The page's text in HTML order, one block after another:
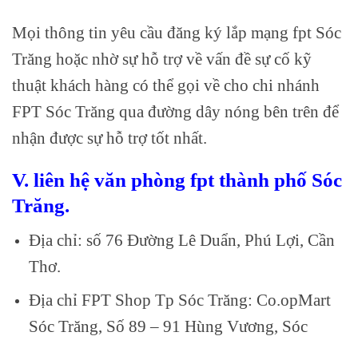
Mọi thông tin yêu cầu đăng ký lắp mạng fpt Sóc
Trăng hoặc nhờ sự hỗ trợ về vấn đề sự cố kỹ
thuật khách hàng có thể gọi về cho chi nhánh
FPT Sóc Trăng qua đường dây nóng bên trên để
nhận được sự hỗ trợ tốt nhất.
V. liên hệ văn phòng fpt thành phố Sóc
Trăng.
Địa chỉ: số 76 Đường Lê Duẩn, Phú Lợi, Cần
Thơ.
Địa chỉ FPT Shop Tp Sóc Trăng: Co.opMart
Sóc Trăng, Số 89 – 91 Hùng Vương, Sóc